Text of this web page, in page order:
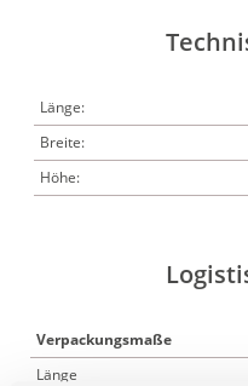
Länge:
Breite:
Höhe:
Verpackungsmaße
Länge